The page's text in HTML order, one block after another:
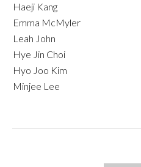
Haeji Kang
Emma McMyler
Leah John
Hye Jin Choi
Hyo Joo Kim
Minjee Lee